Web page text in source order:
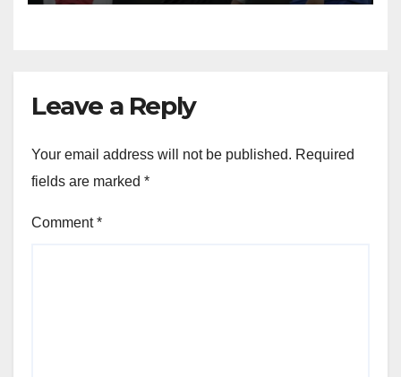
Leave a Reply
Your email address will not be published. Required
fields are marked *
Comment*